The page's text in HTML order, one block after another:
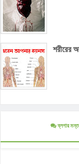
শরীরের
ব্লগার